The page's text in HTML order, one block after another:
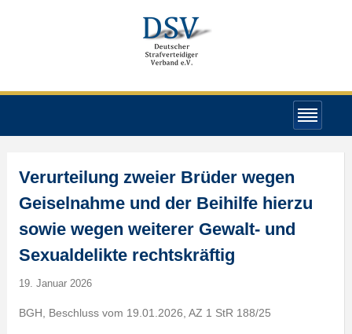
Verurteilung zweier Brüder wegen
Geiselnahme und der Beihilfe hierzu
sowie wegen weiterer Gewalt- und
Sexualdelikte rechtskräftig
19. Januar 2026
BGH, Beschluss vom 19.01.2026, AZ 1 StR 188/25